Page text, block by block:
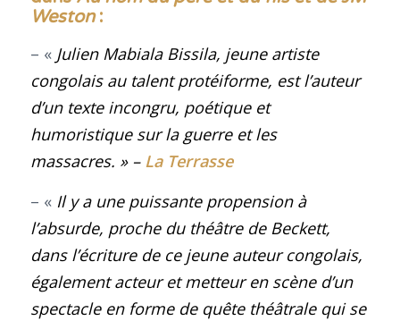
Weston:
– « Julien Mabiala Bissila, jeune artiste
congolais au talent protéiforme, est l’auteur
d’un texte incongru, poétique et
humoristique sur la guerre et les
massacres. » – La Terrasse
– « Il y a une puissante propension à
l’absurde, proche du théâtre de Beckett,
dans l’écriture de ce jeune auteur congolais,
également acteur et metteur en scène d’un
spectacle en forme de quête théâtrale qui se